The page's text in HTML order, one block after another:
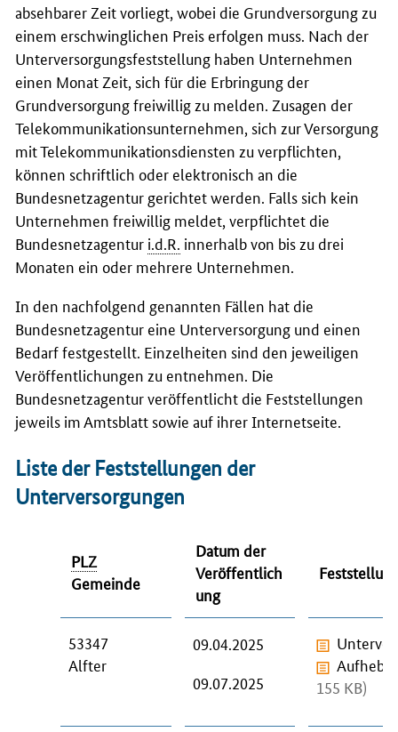
absehbarer Zeit vorliegt, wobei die Grundversorgung zu
einem erschwinglichen Preis erfolgen muss. Nach der
Unterversorgungsfeststellung haben Unternehmen
einen Monat Zeit, sich für die Erbringung der
Grundversorgung freiwillig zu melden. Zusagen der
Telekommunikationsunternehmen, sich zur Versorgung
mit Telekommunikationsdiensten zu verpflichten,
können schriftlich oder elektronisch an die
Bundesnetzagentur gerichtet werden. Falls sich kein
Unternehmen freiwillig meldet, verpflichtet die
Bundesnetzagentur i.d.R. innerhalb von bis zu drei
Monaten ein oder mehrere Unternehmen.
In den nachfolgend genannten Fällen hat die
Bundesnetzagentur eine Unterversorgung und einen
Bedarf festgestellt. Einzelheiten sind den jeweiligen
Veröffentlichungen zu entnehmen. Die
Bundesnetzagentur veröffentlicht die Feststellungen
jeweils im Amtsblatt sowie auf ihrer Internetseite.
Liste der Feststellungen der
Unterversorgungen
PLZ
Gemeinde
Datum der
Veröffentlich
ung
53347
Alfter
09.04.2025
09.07.2025
155 KB)